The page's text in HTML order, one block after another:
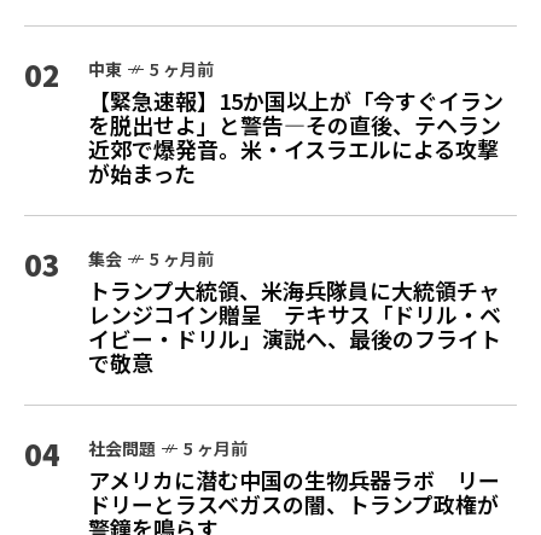
02 中東 5 ヶ月前
【緊急速報】15か国以上が「今すぐイラン
を脱出せよ」と警告—その直後、テヘラン
近郊で爆発音。米・イスラエルによる攻撃
が始まった
03 集会 5 ヶ月前
トランプ大統領、米海兵隊員に大統領チャ
レンジコイン贈呈 テキサス「ドリル・ベ
イビー・ドリル」演説へ、最後のフライト
で敬意
04 社会問題 5 ヶ月前
アメリカに潜む中国の生物兵器ラボ リー
ドリーとラスベガスの闇、トランプ政権が
警鐘を鳴らす